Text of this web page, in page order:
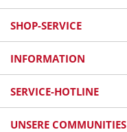
SHOP-SERVICE
INFORMATION
SERVICE-HOTLINE
UNSERE COMMUNITIES